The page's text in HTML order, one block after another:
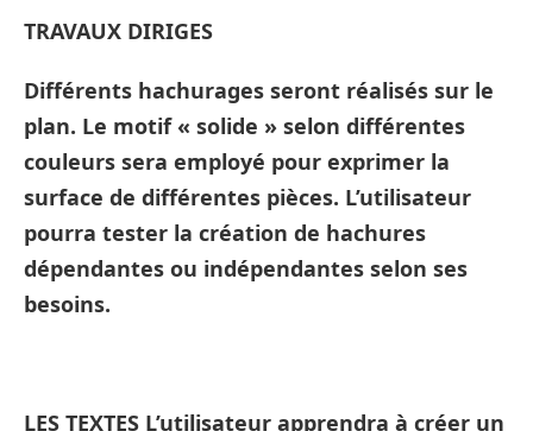
TRAVAUX DIRIGES
Différents hachurages seront réalisés sur le
plan. Le motif « solide » selon différentes
couleurs sera employé pour exprimer la
surface de différentes pièces. L’utilisateur
pourra tester la création de hachures
dépendantes ou indépendantes selon ses
besoins.
LES TEXTES L’utilisateur apprendra à créer un